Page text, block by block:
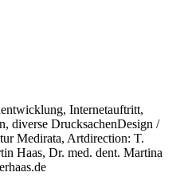
Internetauftritt,
diverse DrucksachenDesign /
Medirata, Artdirection: T.
Haas, Dr. med. dent. Martina